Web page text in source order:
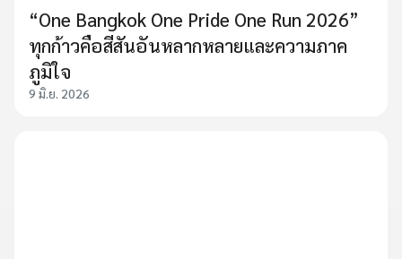
“One Bangkok One Pride One Run 2026”
ทุกก้าวคือสีสันอันหลากหลายและความภาค
ภูมิใจ
9 มิ.ย. 2026